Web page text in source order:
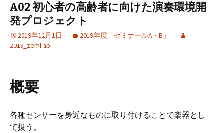
A02 初心者の高齢者に向けた演奏環境開
発プロジェクト
2019年12月1日
2019年度「ゼミナールA・B」
2019_zemi-ab
概要
各種センサーを身近なものに取り付けることで楽器とし
て扱う。